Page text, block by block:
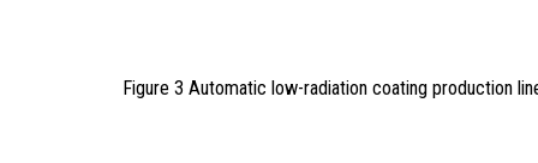
Figure 3 Automatic low-radiation coating production